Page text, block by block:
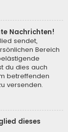
Nachrichten!
sendet,
Bereich
du dies auch
betreffenden
versenden.
dieses